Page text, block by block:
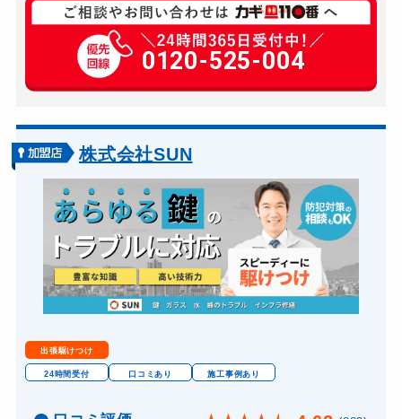
玄関カギ複製 500円(税込)～
玄関カギ開け 8,000円～(税込)
玄関カギ交換 別途お見積り
バイクカギ開け
金庫カギ開け 10,000円～(税込)
金庫カギ交換 別途お見積り
ロッカーカギ開け 5,000円～(税込)
0120-525-004
株式会社SUN
出張駆けつけ
24時間受付 口コミあり 施工事例あり